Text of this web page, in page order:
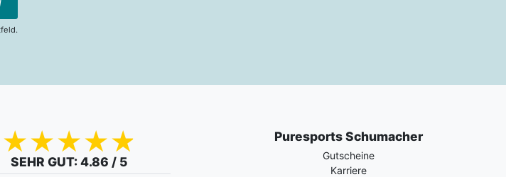
SEHR GUT: 4.86 / 5
Puresports Schumacher
Gutscheine
Karriere